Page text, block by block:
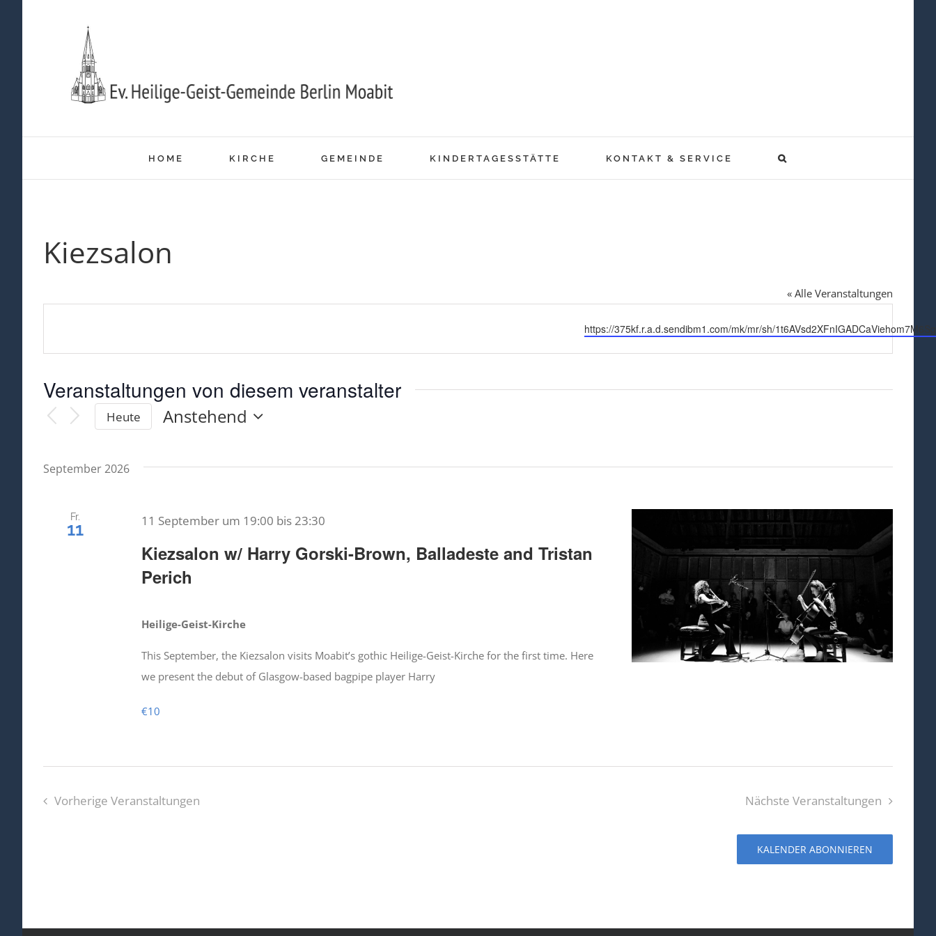
HOME KIRCHE GEMEINDE KINDERTAGESSTÄTTE KONTAKT & SERVICE
Kiezsalon
« Alle Veranstaltungen
Webseite
https://375kf.r.a.d.sendibm1.com/mk/mr/sh/
Veranstaltungen von diesem veranstalter
Heute
Anstehend
September 2026
Fr.
11
Kiezsalon w/ Harry Gorski-Brown, Balladeste and Tristan
Perich
11 September um 19:00 bis 23:30
Heilige-Geist-Kirche
This September, the Kiezsalon visits Moabit’s gothic Heilige-Geist-Kirche for the first time. Here
we present the debut of Glasgow-based bagpipe player Harry
€10
Vorherige Veranstaltungen NächsteVeranstaltungen
KALENDER ABONNIEREN